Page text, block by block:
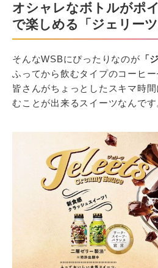
オシャレなボトルがポ
で楽しめる「ジェリーツ
そんなWSBにぴったりなのが 「
ふってから飲むタイプのコーヒ
皆さんがちょっとしたスキマ時
むことが出来るスイーツなんです